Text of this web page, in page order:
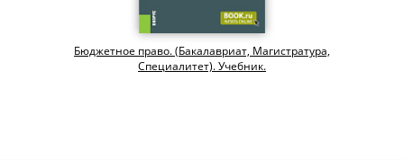
Бюджетное право. (Бакалавриат, Магистратура,
Специалитет). Учебник.